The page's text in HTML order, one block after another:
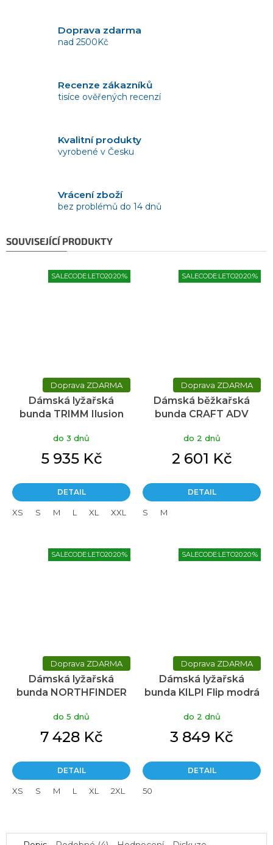
Doprava zdarma
nad 2500Kč
Recenze zákazníků
tisíce ověřených recenzí
Kvalitní produkty
vyrobené v Česku
Vrácení zboží
bez problémů do 14 dnů
SOUVISEJÍCÍ PRODUKTY
SALECODE:LETO20:20:%
ZDARMA
Dámská lyžařská
bunda TRIMM Ilusion
do 3 dnů
5 935 Kč
DETAIL
XS S M L XL XXL
SALECODE:LETO20:20:%
ZDARMA
Dámská běžkařská
bunda CRAFT ADV
2 - červená
do 2 dnů
2 601 Kč
DETAIL
S M
SALECODE:LETO20:20:%
ZDARMA
Dámská lyžařská
bunda NORTHFINDER
do 5 dnů
7 428 Kč
DETAIL
XS S M L XL 2XL
SALECODE:LETO20:20:%
ZDARMA
Dámská lyžařská
bunda KILPI Flip modrá
do 2 dnů
3 849 Kč
DETAIL
50